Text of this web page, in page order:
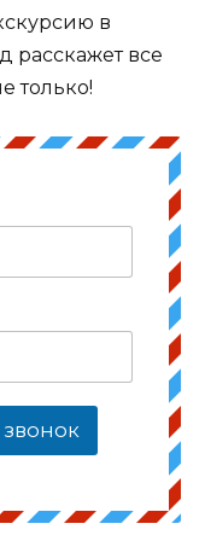
в
расскажет все
только!